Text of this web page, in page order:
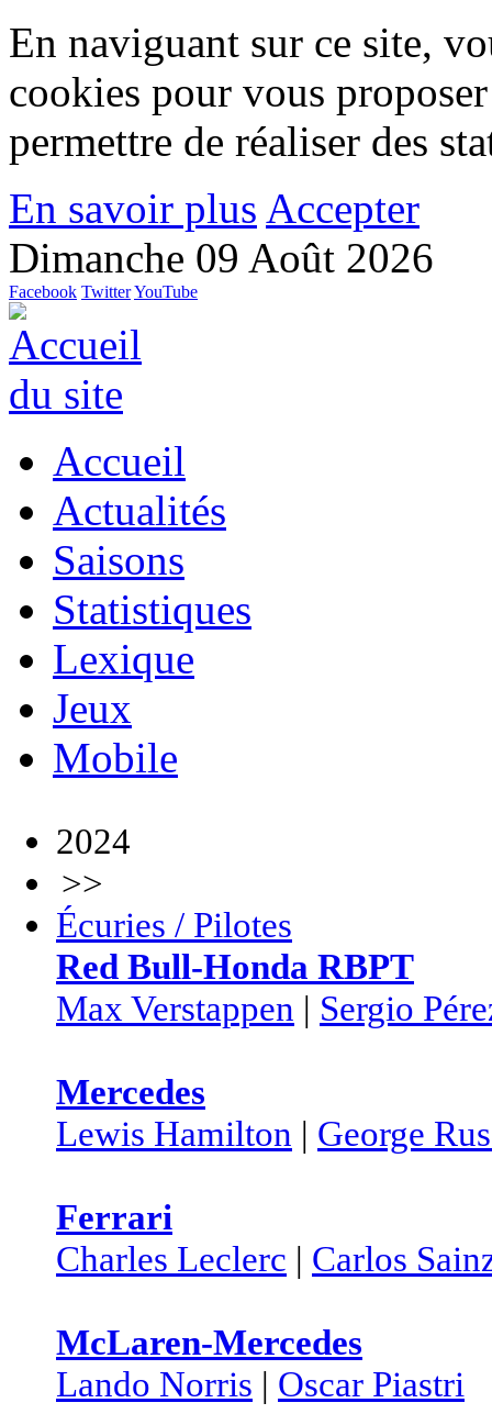
En naviguant sur ce site,
cookies pour vous
permettre de réaliser des
En savoir plus Accepter
Dimanche 09 Août 2026
Facebook TwitterYouTube
Accueil
Actualités
Saisons
Statistiques
Lexique
Jeux
Mobile
2024
>>
Écuries / Pilotes
Red Bull-Honda RBPT
Max Verstappen | Sergio
Mercedes
Lewis Hamilton | George
Ferrari
Charles Leclerc | Carlos
McLaren-Mercedes
Lando Norris | Oscar Piastri